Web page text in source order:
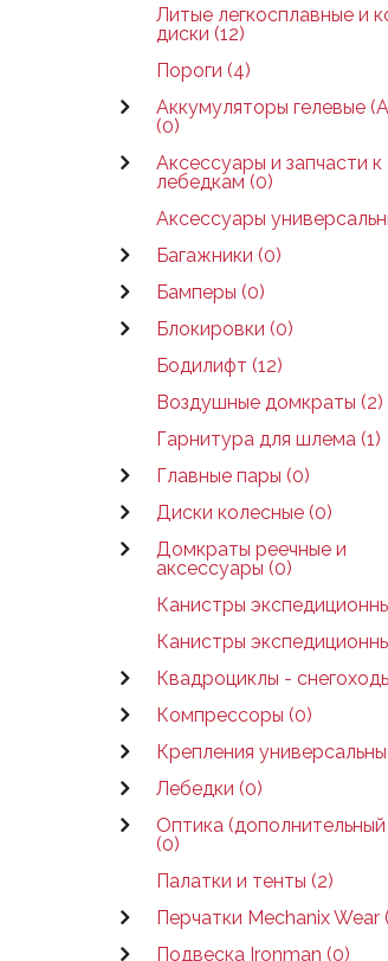
Литые легкосплавные и
диски (12)
Пороги (4)
Аккумуляторы гелевые
(0)
Аксессуары и запчасти к
лебедкам (0)
Аксессуары
Багажники (0)
Бамперы (0)
Блокировки (0)
Бодилифт (12)
Воздушные домкраты (2)
Гарнитура для шлема (1)
Главные пары (0)
Диски колесные (0)
Домкраты реечные и
аксессуары (0)
Канистры
Канистры
Квадроциклы -
Компрессоры (0)
Крепления
Лебедки (0)
Оптика (дополнительный
(0)
Палатки и тенты (2)
Перчатки Mechanix Wear
Подвеска Ironman (0)